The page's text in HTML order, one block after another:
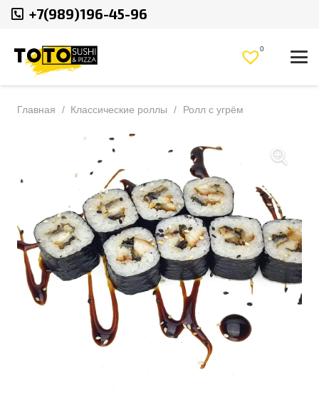
+7(989)196-45-96
0
Главная / Классические роллы / Ролл с угрём